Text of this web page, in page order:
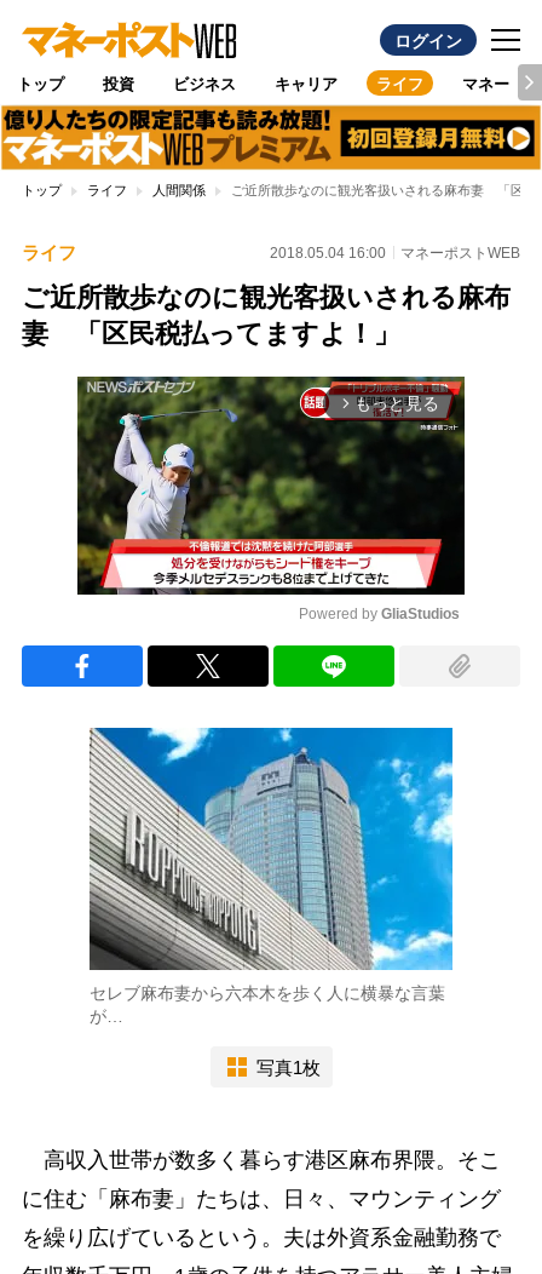
ログイン
トップ 投資 ビジネス キャリア ライフ マネー
トップ ライフ 人間関係 ご近所散歩なのに観光客扱いされる麻布妻 「区民
ライフ 2018.05.04 16:00 マネーポストWEB
ご近所散歩なのに観光客扱いされる麻布
妻 「区民税払ってますよ！」
arrow_forward_ios もっと見る
Powered by GliaStudios
セレブ麻布妻から六本木を歩く人に横暴な言葉
が…
写真1枚
高収入世帯が数多く暮らす港区麻布界隈。そこ
に住む「麻布妻」たちは、日々、マウンティング
を繰り広げているという。夫は外資系金融勤務で